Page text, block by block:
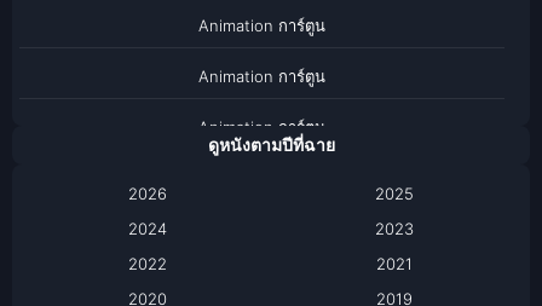
Animation การ์ตูน
Animation การ์ตูน
Animation การ์ตูน
ดูหนังตามปีที่ฉาย
2026
2025
2024
2023
2022
2021
2020
2019